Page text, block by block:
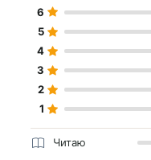
6
5
4
3
2
1
Читаю